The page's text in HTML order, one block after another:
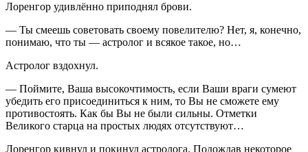
Лоренгор удивлённо приподнял брови.
— Ты смеешь советовать своему повелителю? Нет, я, конечно,
понимаю, что ты — астролог и всякое такое, но…
Астролог вздохнул.
— Поймите, Ваша высокочтимость, если Ваши враги сумеют
убедить его присоединиться к ним, то Вы не сможете ему
противостоять. Как бы Вы не были сильны. Отметки
Великого старца на простых людях отсутствуют…
Лоренгор кивнул и покинул астролога. Подождав некоторое